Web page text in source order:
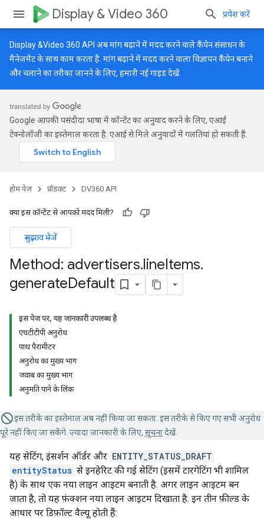
Display & Video 360 प्रवेश करें
Display &Video 360 API अब मांग बढ़ाने में मदद करने वाले कैंपेन संसाधन के
मैनेजमेंट के साथ काम करता है. मांग बढ़ाने में मदद करने वाला विज्ञापन कैंपेन बनाने
और चलाने का तरीका जानने के लिए, हमारीनई गाइडदेखें.
Google आपकी पसंदीदा भाषा में कॉन्टेंट का अनुवाद करने के लिए, एआई
टेक्नोलॉजी का इस्तेमाल करता है. एआई से मिले अनुवादों में गलतियां हो सकती हैं.
होम पेज प्रॉडक्ट DV360 API
क्या इस कॉन्टेंट से आपको मदद मिली?
सुझाव भेजें
Method: advertisers.lineItems.
generateDefault
इस पेज पर, यह जानकारी उपलब्ध है
एचटीटीपी अनुरोध
पाथ पैरामीटर
अनुरोध का मुख्य भाग
जवाब का मुख्य भाग
अनुमति पाने के लिंक
इस तरीके का इस्तेमाल अब नहीं किया जा सकता. इस तरीके से किए गए सभी अनुरोध
पूरे नहीं किए जा सकेंगे. ज़्यादा जानकारी के लिए, सूचनादेखें.
यह सेटिंग, इंसर्शन ऑर्डर और ENTITY_STATUS_DRAFT
entityStatus से इनहेरिट की गई सेटिंग (इसमें टारगेटिंग भी शामिल
है) के साथ एक नया लाइन आइटम बनाती है. अगर लाइन आइटम बन
जाता है, तो यह फ़ंक्शन नया लाइन आइटम दिखाता है. इन तीन फ़ील्ड के
आधार पर डिफ़ॉल्ट वैल्यू होती हैं: